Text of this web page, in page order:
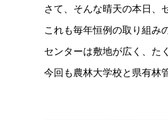
さて、そんな晴天の本日、
これも毎年恒例の取り組み
センターは敷地が広く、た
今回も農林大学校と県有林